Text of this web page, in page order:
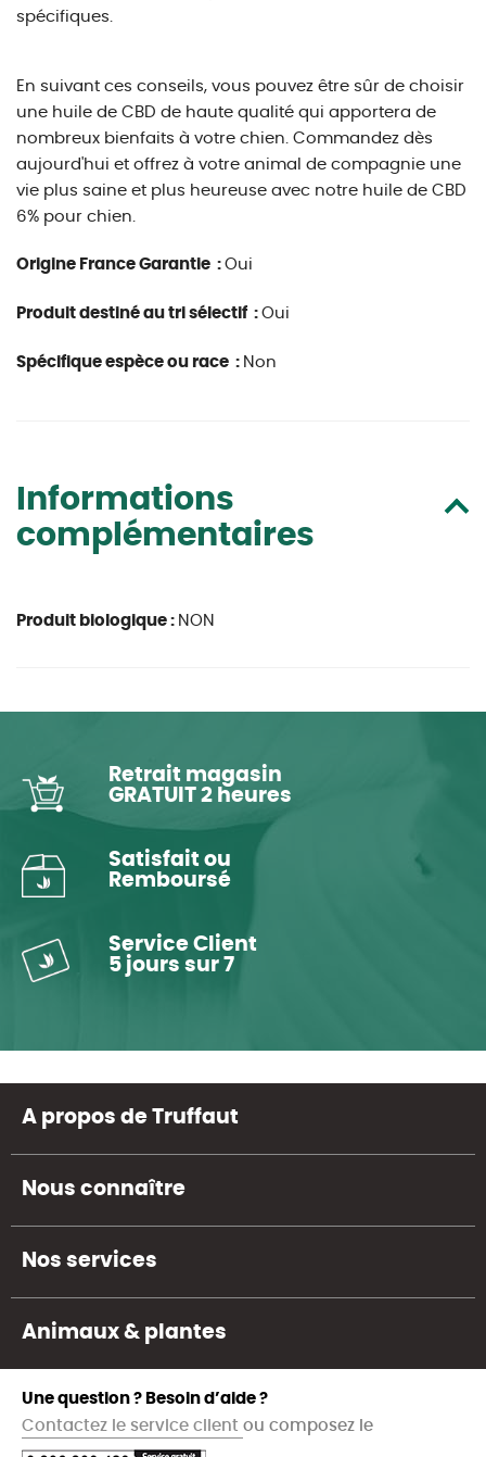
spécifiques.
En suivant ces conseils, vous pouvez être sûr de choisir
une huile de CBD de haute qualité qui apportera de
nombreux bienfaits à votre chien. Commandez dès
aujourd'hui et offrez à votre animal de compagnie une
vie plus saine et plus heureuse avec notre huile de CBD
6% pour chien.
Origine France Garantie : Oui
Produit destiné au tri sélectif : Oui
Spécifique espèce ou race : Non
Informations
complémentaires
Produit biologique : NON
Retrait magasin
GRATUIT 2 heures
Satisfait ou
Remboursé
Service Client
5 jours sur 7
A propos de Truffaut
Nous connaître
Nos services
Animaux & plantes
Une question ? Besoin d’aide ?
Contactez le service client ou composez le